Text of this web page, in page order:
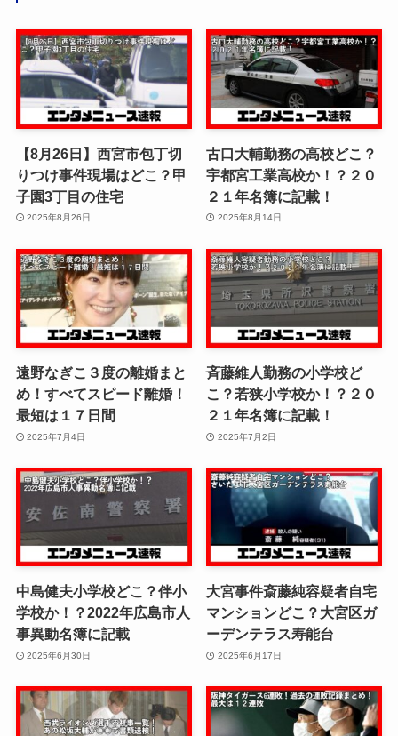
【8月26日】西宮市包丁切
りつけ事件現場はどこ？甲
子園3丁目の住宅
2025年8月26日
古口大輔勤務の高校どこ？
宇都宮工業高校か！？２０
２１年名簿に記載！
2025年8月14日
遠野なぎこ３度の離婚まと
め！すべてスピード離婚！
最短は１７日間
2025年7月4日
斉藤維人勤務の小学校ど
こ？若狭小学校か！？２０
２１年名簿に記載！
2025年7月2日
中島健夫小学校どこ？伴小
学校か！？2022年広島市人
事異動名簿に記載
2025年6月30日
大宮事件斎藤純容疑者自宅
マンションどこ？大宮区ガ
ーデンテラス寿能台
2025年6月17日